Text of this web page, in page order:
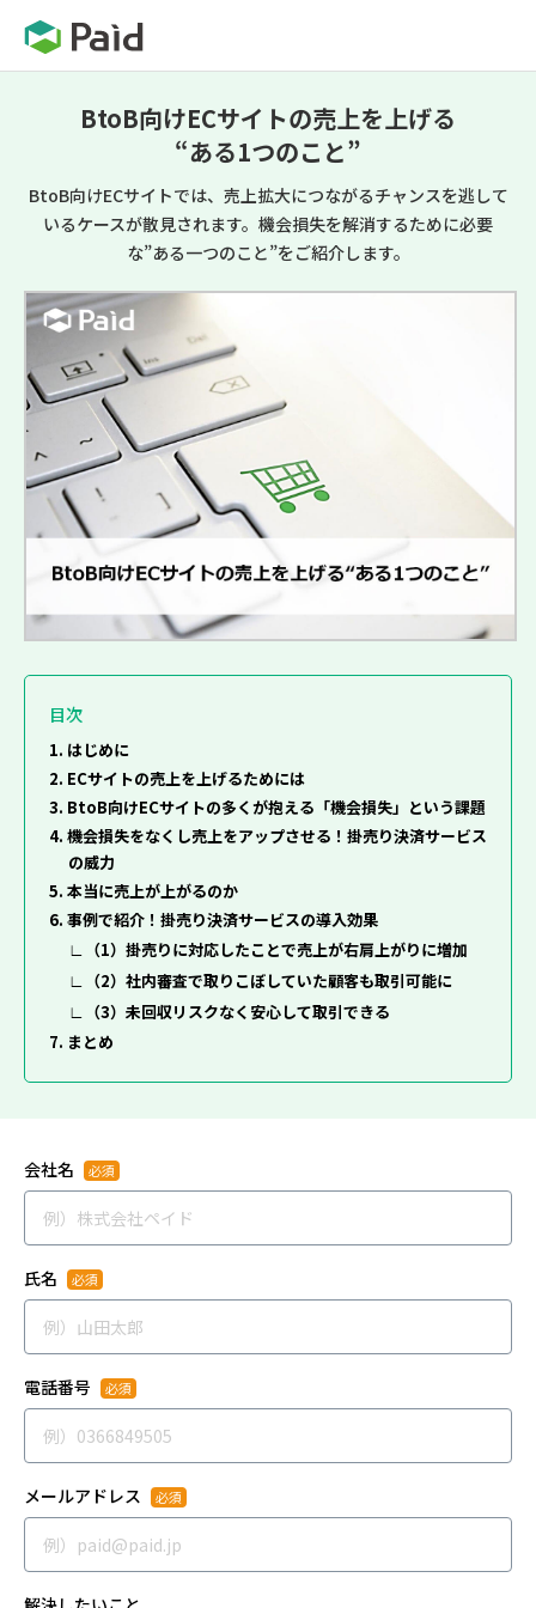
BtoB向けECサイトの売上を上げる
“ある1つのこと”
BtoB向けECサイトでは、売上拡大につながるチャンスを逃して
いるケースが散見されます。機会損失を解消するために必要
な”ある一つのこと”をご紹介します。
目次
1. はじめに
2. ECサイトの売上を上げるためには
3. BtoB向けECサイトの多くが抱える「機会損失」という課題
4. 機会損失をなくし売上をアップさせる！掛売り決済サービス
の威力
5. 本当に売上が上がるのか
6. 事例で紹介！掛売り決済サービスの導入効果
（1）掛売りに対応したことで売上が右肩上がりに増加
（2）社内審査で取りこぼしていた顧客も取引可能に
（3）未回収リスクなく安心して取引できる
7. まとめ
会社名
氏名
電話番号
メールアドレス